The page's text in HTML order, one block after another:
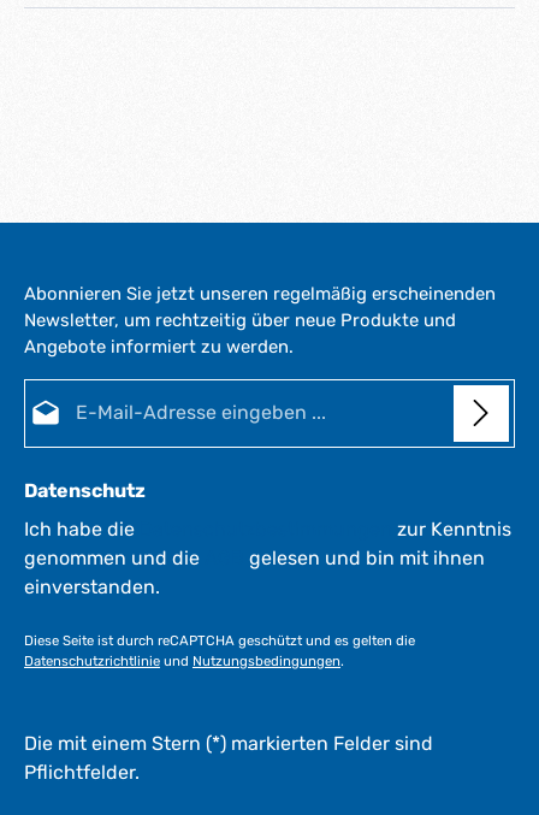
Abonnieren Sie jetzt unseren regelmäßig erscheinenden
Newsletter, um rechtzeitig über neue Produkte und
Angebote informiert zu werden.
Datenschutz
Ich habe die
zur Kenntnis
genommen und die
gelesen und bin mit ihnen
einverstanden.
Diese Seite ist durch reCAPTCHA geschützt und es gelten die
Datenschutzrichtlinie und Nutzungsbedingungen.
Die mit einem Stern (*) markierten Felder sind
Pflichtfelder.